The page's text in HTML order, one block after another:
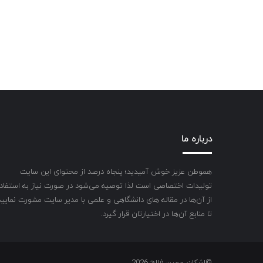
درباره ما
هموطن عزیز خوش آمیدید؛ پنجاه درصد از محتوای این سایت
تولیدات اختصاصی است لذا توصیه می‌شود در صورت نیاز به
از آن‌ها در مقاله های دانشگاهی و علمی با مدیر سایت مشورت
تا منابع آن‌ها در اختیارتان قرار گیرد.